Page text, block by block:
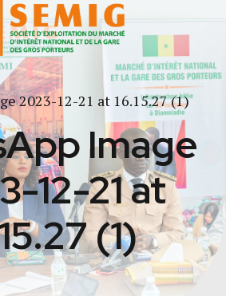
2023-12-21 at 16.15.27 (1)
Image
12-21 at
(1)